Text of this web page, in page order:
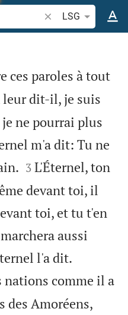
Recherche d'un
LSG
ces paroles à tout
dit-il, je suis
ne pourrai plus
m'a dit: Tu ne


3 L'Éternel, ton
devant toi, il
toi, et tu t'en
aussi
l'a dit.
nations comme il a
des Amoréens,